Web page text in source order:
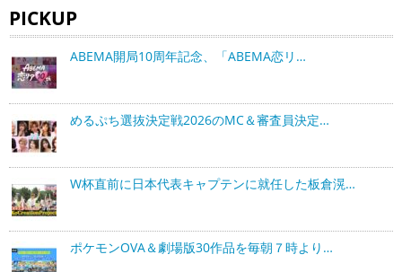
PICKUP
ABEMA開局10周年記念、「ABEMA恋リ…
めるぷち選抜決定戦2026のMC＆審査員決定…
W杯直前に日本代表キャプテンに就任した板倉滉…
ポケモンOVA＆劇場版30作品を毎朝７時より…